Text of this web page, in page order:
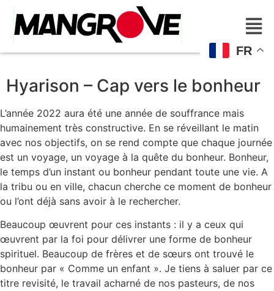
Hyarison – Cap vers le bonheur
L’année 2022 aura été une année de souffrance mais
humainement très constructive. En se réveillant le matin
avec nos objectifs, on se rend compte que chaque journée
est un voyage, un voyage à la quête du bonheur. Bonheur,
le temps d’un instant ou bonheur pendant toute une vie. A
la tribu ou en ville, chacun cherche ce moment de bonheur
ou l’ont déjà sans avoir à le rechercher.
Beaucoup œuvrent pour ces instants : il y a ceux qui
œuvrent par la foi pour délivrer une forme de bonheur
spirituel. Beaucoup de frères et de sœurs ont trouvé le
bonheur par « Comme un enfant ». Je tiens à saluer par ce
titre revisité, le travail acharné de nos pasteurs, de nos
FR